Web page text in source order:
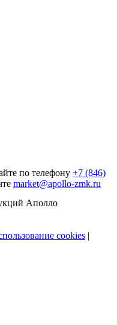
по телефону +7 (846)
market@apollo-zmk.ru
Аполло
cookies |